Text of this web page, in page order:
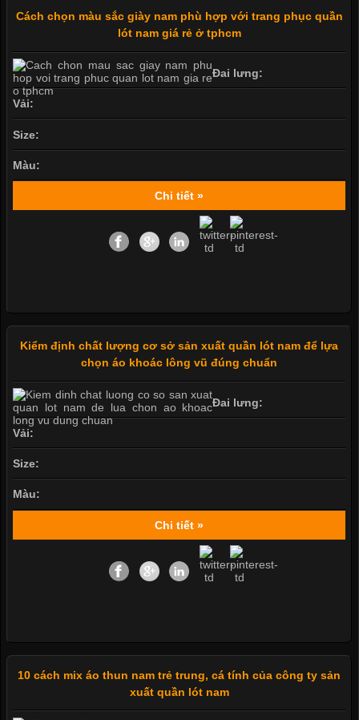
Cách chọn màu sắc giày nam phù hợp với trang phục quần
lót nam giá rẻ ở tphcm
Đai lưng:
Vải:
Size:
Màu:
Chi tiết »
Kiểm định chất lượng cơ sở sản xuất quần lót nam để lựa
chọn áo khoác lông vũ đúng chuẩn
Đai lưng:
Vải:
Size:
Màu:
Chi tiết »
10 cách mix áo thun nam trẻ trung, cá tính của công ty sản
xuất quần lót nam